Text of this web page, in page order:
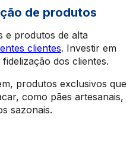
de produtos
e produtos de alta
clientes. Investir em
dos clientes.
produtos exclusivos que
como pães artesanais,
sazonais.